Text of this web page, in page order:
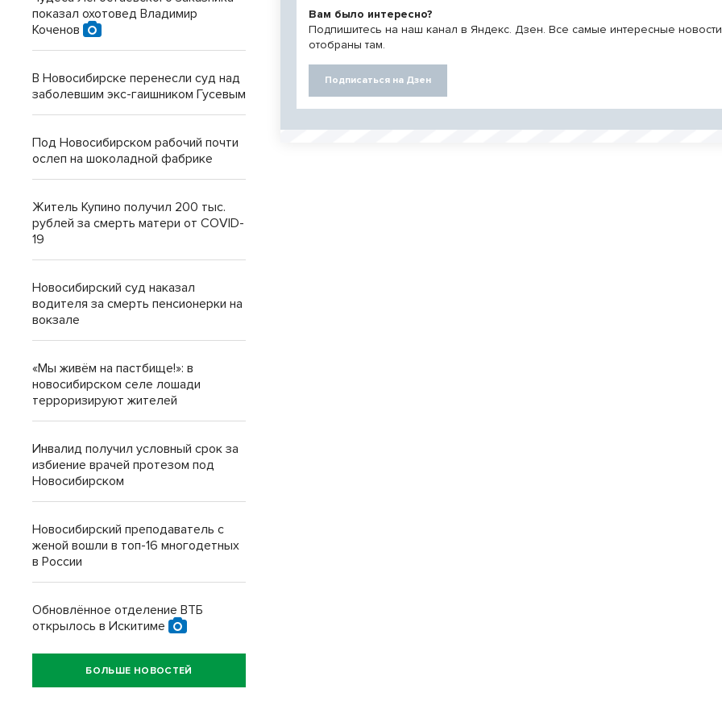
Вам было интересно?
Подпишитесь на наш канал в Яндекс. Дзен. Все самые интересные новости
отобраны там.
Подписаться на Дзен
показал охотовед Владимир
Коченов
В Новосибирске перенесли суд над
заболевшим экс-гаишником Гусевым
Под Новосибирском рабочий почти
ослеп на шоколадной фабрике
Житель Купино получил 200 тыс.
рублей за смерть матери от COVID-
19
Новосибирский суд наказал
водителя за смерть пенсионерки на
вокзале
«Мы живём на пастбище!»: в
новосибирском селе лошади
терроризируют жителей
Инвалид получил условный срок за
избиение врачей протезом под
Новосибирском
Новосибирский преподаватель с
женой вошли в топ-16 многодетных
в России
Обновлённое отделение ВТБ
открылось в Искитиме
БОЛЬШЕ НОВОСТЕЙ